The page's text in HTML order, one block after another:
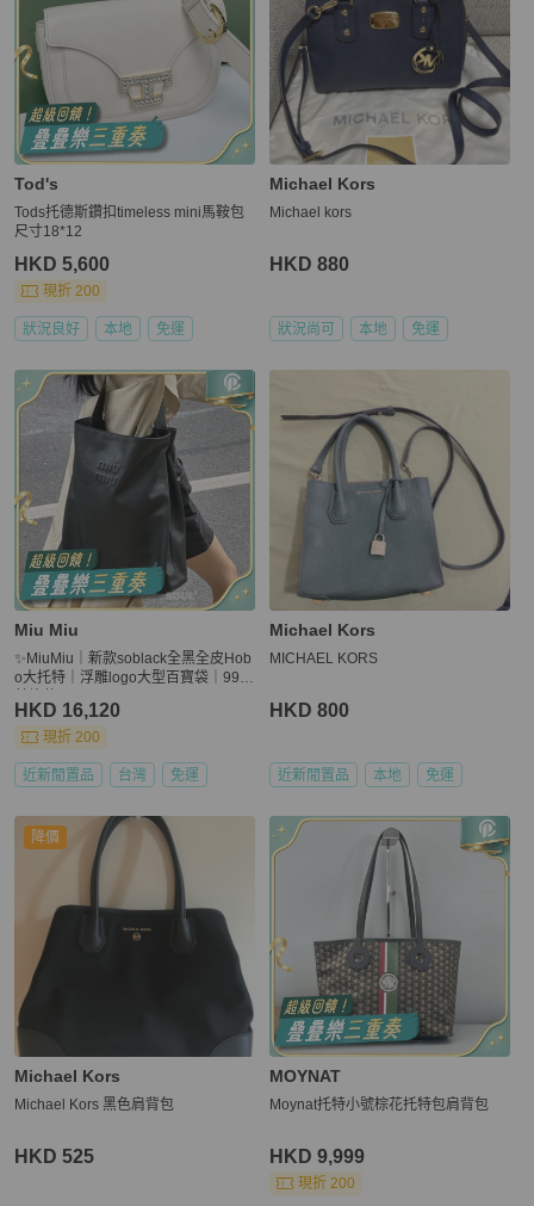
Tod's
Tods托德斯鑽扣timeless mini馬鞍包
尺寸18*12
HKD 5,600
現折 200
狀況良好 本地 免運
Michael Kors
Michael kors
HKD 880
狀況尚可 本地 免運
Miu Miu
✨MiuMiu｜新款soblack全黑全皮Hob
o大托特｜浮雕logo大型百寶袋｜99新
HKD 16,120
現折 200
近新閒置品 台灣 免運
Michael Kors
MICHAEL KORS
HKD 800
近新閒置品 本地 免運
降價
Michael Kors
Michael Kors 黑色肩背包
HKD 525
MOYNAT
Moynat托特小號棕花托特包肩背包
HKD 9,999
現折 200